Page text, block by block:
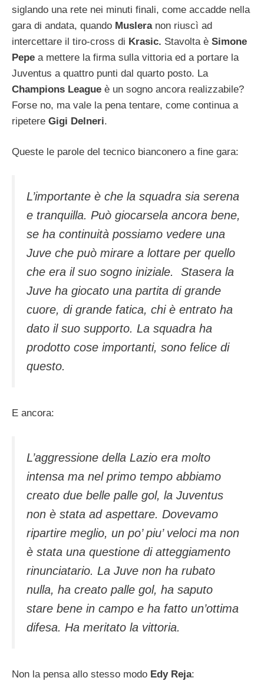
siglando una rete nei minuti finali, come accadde nella
gara di andata, quando Musleranon riuscì ad
intercettare il tiro-cross di Krasic. Stavolta è Simone
Pepe a mettere la firma sulla vittoria ed a portare la
Juventus a quattro punti dal quarto posto. La
Champions League è un sogno ancora realizzabile?
Forse no, ma vale la pena tentare, come continua a
ripetere Gigi Delneri.
Queste le parole del tecnico bianconero a fine gara:
L’importante è che la squadra sia serena
e tranquilla. Può giocarsela ancora bene,
se ha continuità possiamo vedere una
Juve che può mirare a lottare per quello
che era il suo sogno iniziale. Stasera la
Juve ha giocato una partita di grande
cuore, di grande fatica, chi è entrato ha
dato il suo supporto. La squadra ha
prodotto cose importanti, sono felice di
questo.
E ancora:
L’aggressione della Lazio era molto
intensa ma nel primo tempo abbiamo
creato due belle palle gol, la Juventus
non è stata ad aspettare. Dovevamo
ripartire meglio, un po’ piu’ veloci ma non
è stata una questione di atteggiamento
rinunciatario. La Juve non ha rubato
nulla, ha creato palle gol, ha saputo
stare bene in campo e ha fatto un’ottima
difesa. Ha meritato la vittoria.
Non la pensa allo stesso modo Edy Reja: